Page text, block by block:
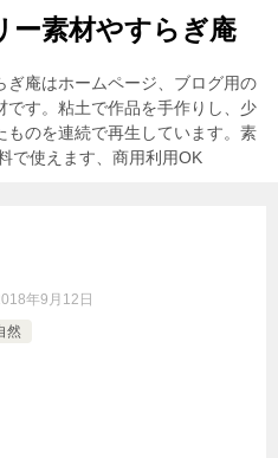
ー素材やすらぎ庵
ぎ庵はホームページ、ブログ用の
です。粘土で作品を手作りし、少
ものを連続で再生しています。素
で使えます、商用利用OK
年9月12日
然